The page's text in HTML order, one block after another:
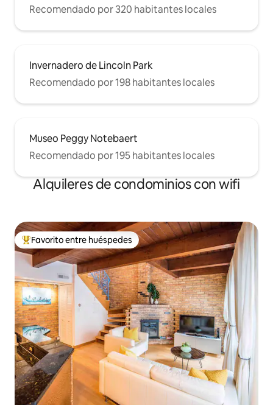
Recomendado por 320 habitantes locales
Invernadero de Lincoln Park
Recomendado por 198 habitantes locales
Museo Peggy Notebaert
Recomendado por 195 habitantes locales
Alquileres de condominios con wifi
De los mejores en Favorito entre huéspedes
Favorito entre huéspedes